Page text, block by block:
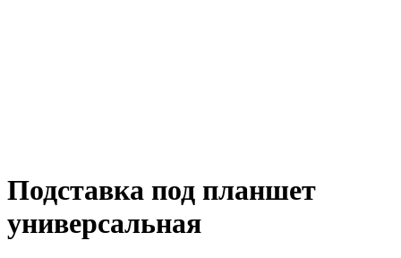
Подставка под планшет
универсальная